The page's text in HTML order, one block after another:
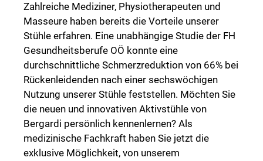
Zahlreiche Mediziner, Physiotherapeuten und
Masseure haben bereits die Vorteile unserer
Stühle erfahren. Eine unabhängige Studie der FH
Gesundheitsberufe OÖ konnte eine
durchschnittliche Schmerzreduktion von 66% bei
Rückenleidenden nach einer sechswöchigen
Nutzung unserer Stühle feststellen. Möchten Sie
die neuen und innovativen Aktivstühle von
Bergardi persönlich kennenlernen? Als
medizinische Fachkraft haben Sie jetzt die
exklusive Möglichkeit, von unserem